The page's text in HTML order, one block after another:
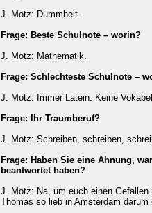
J. Motz: Dummheit.
Frage: Beste Schulnote – worin?
J. Motz: Mathematik.
Frage: Schlechteste Schulnote –
J. Motz: Immer Latein. Keine
Frage: Ihr Traumberuf?
J. Motz: Schreiben, schreiben,
Frage: Haben Sie eine Ahnung,
beantwortet haben?
J. Motz: Na, um euch einen
Thomas so lieb in Amsterdam darum